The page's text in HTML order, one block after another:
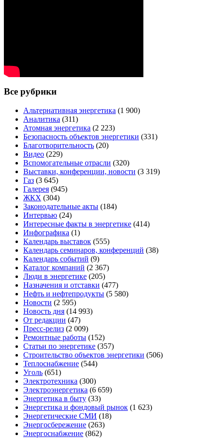
Все рубрики
Альтернативная энергетика (1 900)
Аналитика (311)
Атомная энергетика (2 223)
Безопасность объектов энергетики (331)
Благотворительность (20)
Видео (229)
Вспомогательные отрасли (320)
Выставки, конференции, новости (3 319)
Газ (3 645)
Галерея (945)
ЖКХ (304)
Законодательные акты (184)
Интервью (24)
Интересные факты в энергетике (414)
Инфографика (1)
Календарь выставок (555)
Календарь семинаров, конференций (38)
Календарь событий (9)
Каталог компаний (2 367)
Люди в энергетике (205)
Назначения и отставки (477)
Нефть и нефтепродукты (5 580)
Новости (2 595)
Новость дня (14 993)
От редакции (47)
Пресс-релиз (2 009)
Ремонтные работы (152)
Статьи по энергетике (357)
Строительство объектов энергетики (506)
Теплоснабжение (544)
Уголь (651)
Электротехника (300)
Электроэнергетика (6 659)
Энергетика в быту (33)
Энергетика и фондовый рынок (1 623)
Энергетические СМИ (18)
Энергосбережение (263)
Энергоснабжение (862)